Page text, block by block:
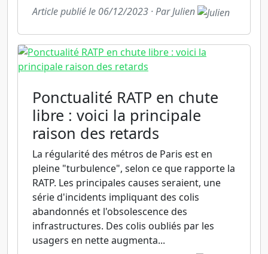
Article publié le 06/12/2023 · Par Julien
Ponctualité RATP en chute
libre : voici la principale
raison des retards
La régularité des métros de Paris est en
pleine "turbulence", selon ce que rapporte la
RATP. Les principales causes seraient, une
série d'incidents impliquant des colis
abandonnés et l'obsolescence des
infrastructures. Des colis oubliés par les
usagers en nette augmenta...